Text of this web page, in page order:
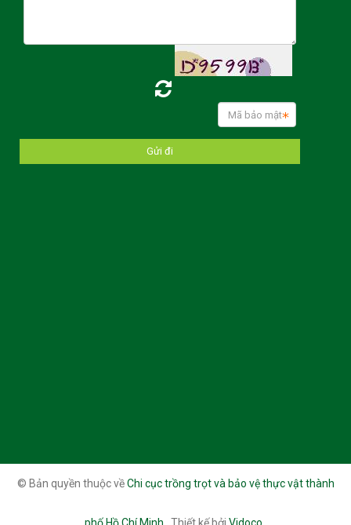
© Bản quyền thuộc vềChi cục trồng trọt và bảo vệ thực vật thành